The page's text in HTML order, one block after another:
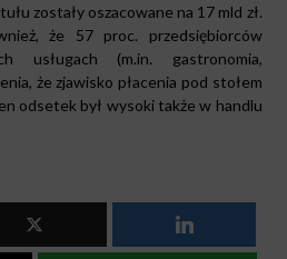
zostały oszacowane na 17 mld zł.
że 57 proc. przedsiębiorców
usługach (m.in. gastronomia,
że zjawisko płacenia pod stołem
odsetek był wysoki także w handlu